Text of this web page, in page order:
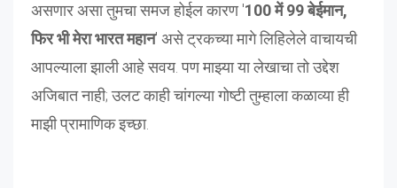
असणार असा तुमचा समज होईल कारण '100 में 99 बेईमान,
फिर भी मेरा भारत महान' असे ट्रकच्या मागे लिहिलेले वाचायची
आपल्याला झाली आहे सवय. पण माझ्या या लेखाचा तो उद्देश
अजिबात नाही; उलट काही चांगल्या गोष्टी तुम्हाला कळाव्या ही
माझी प्रामाणिक इच्छा.